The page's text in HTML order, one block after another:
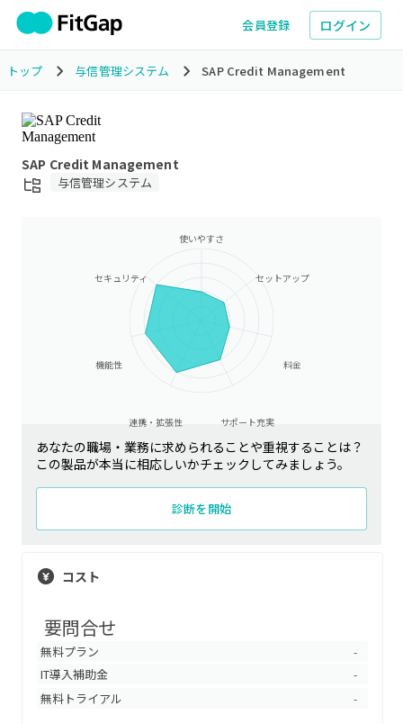
会員登録 ログイン
トップ 与信管理システム SAP Credit Management
SAP Credit Management
与信管理システム
使いやすさ
セットアップ
料金
サポート充実
連携・拡張性
機能性
セキュリティ
あなたの職場・業務に求められることや重視することは？
この製品が本当に相応しいかチェックしてみましょう。
診断を開始
コスト
要問合せ
無料プラン -
IT導入補助金 -
無料トライアル -